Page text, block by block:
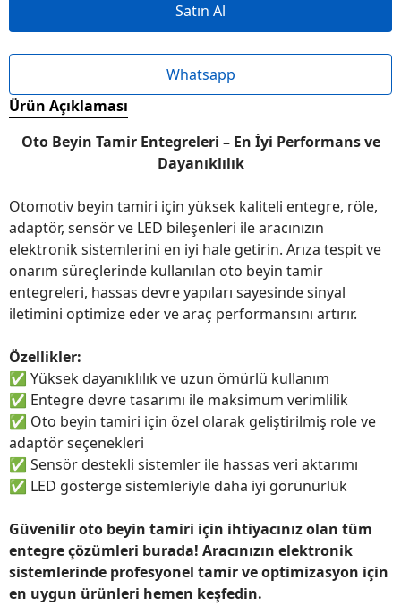
Satın Al
Whatsapp
Ürün Açıklaması
Oto Beyin Tamir Entegreleri – En İyi Performans ve
Dayanıklılık
Otomotiv beyin tamiri için yüksek kaliteli entegre, röle,
adaptör, sensör ve LED bileşenleri ile aracınızın
elektronik sistemlerini en iyi hale getirin. Arıza tespit ve
onarım süreçlerinde kullanılan oto beyin tamir
entegreleri, hassas devre yapıları sayesinde sinyal
iletimini optimize eder ve araç performansını artırır.
Özellikler:
✅ Yüksek dayanıklılık ve uzun ömürlü kullanım
✅ Entegre devre tasarımı ile maksimum verimlilik
✅ Oto beyin tamiri için özel olarak geliştirilmiş role ve
adaptör seçenekleri
✅ Sensör destekli sistemler ile hassas veri aktarımı
✅ LED gösterge sistemleriyle daha iyi görünürlük
Güvenilir oto beyin tamiri için ihtiyacınız olan tüm
entegre çözümleri burada! Aracınızın elektronik
sistemlerinde profesyonel tamir ve optimizasyon için
en uygun ürünleri hemen keşfedin.